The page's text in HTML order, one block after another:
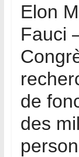
Elon
Fauci
de
des